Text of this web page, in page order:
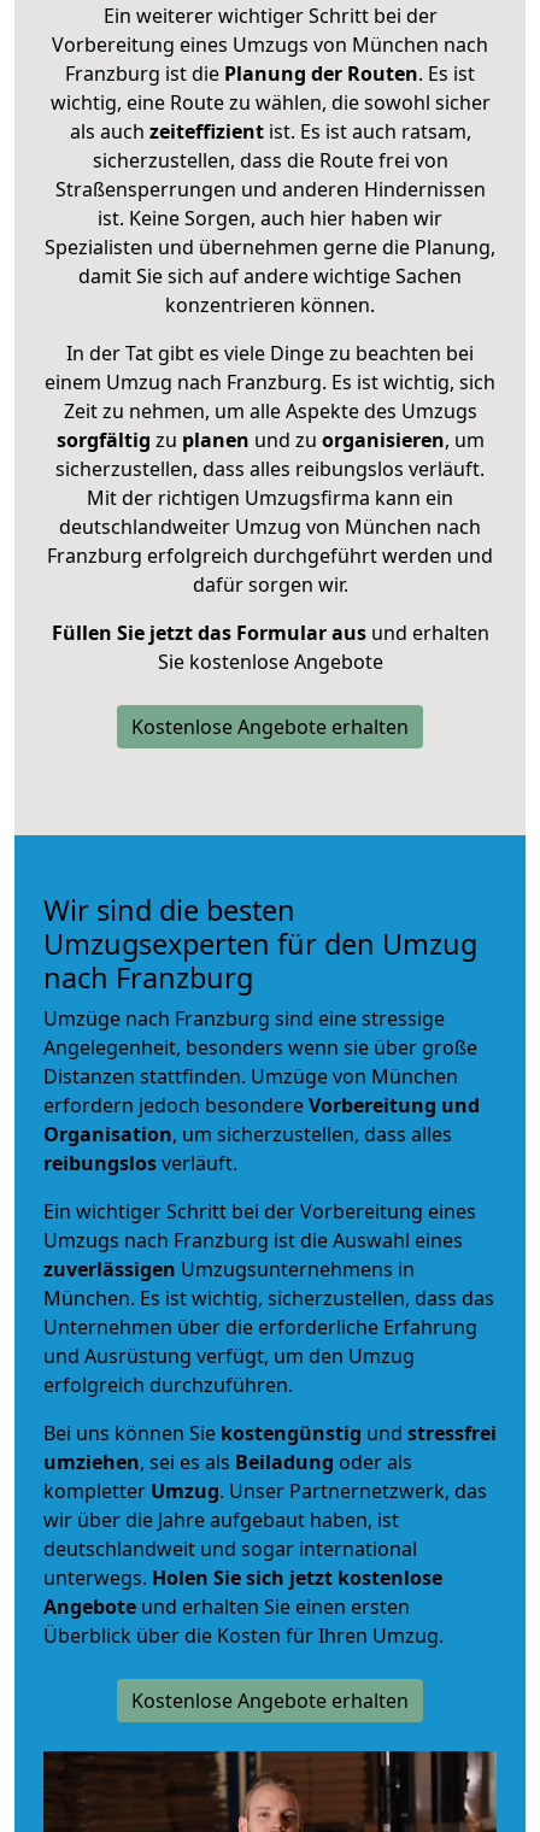
Ein weiterer wichtiger Schritt bei der
Vorbereitung eines Umzugs von München nach
Franzburg ist die Planung der Routen. Es ist
wichtig, eine Route zu wählen, die sowohl sicher
als auch zeiteffizientist. Es ist auch ratsam,
sicherzustellen, dass die Route frei von
Straßensperrungen und anderen Hindernissen
ist. Keine Sorgen, auch hier haben wir
Spezialisten und übernehmen gerne die Planung,
damit Sie sich auf andere wichtige Sachen
konzentrieren können.
In der Tat gibt es viele Dinge zu beachten bei
einem Umzug nach Franzburg. Es ist wichtig, sich
Zeit zu nehmen, um alle Aspekte des Umzugs
sorgfältig zu planen und zu organisieren, um
sicherzustellen, dass alles reibungslos verläuft.
Mit der richtigen Umzugsfirma kann ein
deutschlandweiter Umzug von München nach
Franzburg erfolgreich durchgeführt werden und
dafür sorgen wir.
Füllen Sie jetzt das Formular ausund erhalten
Sie kostenlose Angebote
Kostenlose Angebote erhalten
Wir sind die besten
Umzugsexperten für den Umzug
nach Franzburg
Umzüge nach Franzburg sind eine stressige
Angelegenheit, besonders wenn sie über große
Distanzen stattfinden. Umzüge von München
erfordern jedoch besondereVorbereitung und
Organisation, um sicherzustellen, dass alles
reibungslosverläuft.
Ein wichtiger Schritt bei der Vorbereitung eines
Umzugs nach Franzburg ist die Auswahl eines
zuverlässigen Umzugsunternehmens in
München. Es ist wichtig, sicherzustellen, dass das
Unternehmen über die erforderliche Erfahrung
und Ausrüstung verfügt, um den Umzug
erfolgreich durchzuführen.
Bei uns können Sie kostengünstig und stressfrei
umziehen, sei es als Beiladung oder als
kompletter Umzug. Unser Partnernetzwerk, das
wir über die Jahre aufgebaut haben, ist
deutschlandweit und sogar international
unterwegs. Holen Sie sich jetzt kostenlose
Angebote und erhalten Sie einen ersten
Überblick über die Kosten für Ihren Umzug.
Kostenlose Angebote erhalten